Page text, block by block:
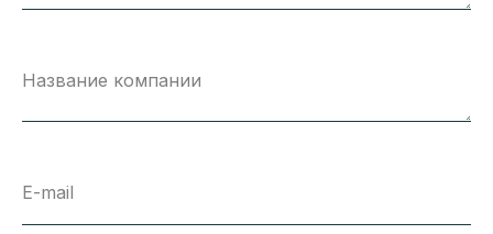
Название компании
E-mail